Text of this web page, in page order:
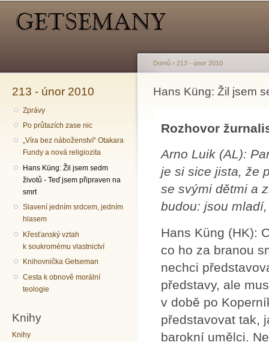
213 - únor 2010
Zprávy
Po průtazích zase nic
„Víra bez náboženství“ Otakara
Fundy a nová religiozita
Hans Küng: Žil jsem sedm
životů - Teď jsem připraven na
smrt
Slavení jedním srdcem, jedním
hlasem
Křesťanský vztah
k soukromému vlastnictví
Knihovnička Getseman
Cesta k obnově morální
teologie
Knihy
Knihy
Jste zde
Domů › 213 - únor 2010
Hans Küng: Žil jsem
Rozhovor
Arno Luik (AL):
je si sice jista, že
se svými dětmi a
budou: jsou
Hans Küng (HK):
co ho za branou
nechci
představy, ale
v době po
představovat tak,
barokní umělci.